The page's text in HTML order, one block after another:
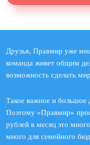
Друзья, Правмир уже
команда живет общим
возможность сделать
Такое важное и большое
Поэтому «Правмир»
рублей в месяц это
много для семейного